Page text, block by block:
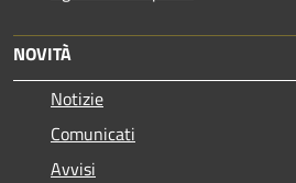
NOVITÀ
Notizie
Comunicati
Avvisi